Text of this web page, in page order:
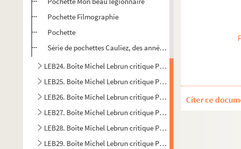
Pochette Filmographie
Pochette
Série de pochettes Cauliez, des années 1947-48 à l’année 1951
LEB24. Boîte Michel Lebrun critique Polar A1
LEB25. Boîte Michel Lebrun critique Polar A2
LEB26. Boîte Michel Lebrun critique Polar A3
LEB27. Boîte Michel Lebrun critique Polar B1
LEB28. Boîte Michel Lebrun critique Polar B2
LEB29. Boîte Michel Lebrun critique Polar B3
Citer ce